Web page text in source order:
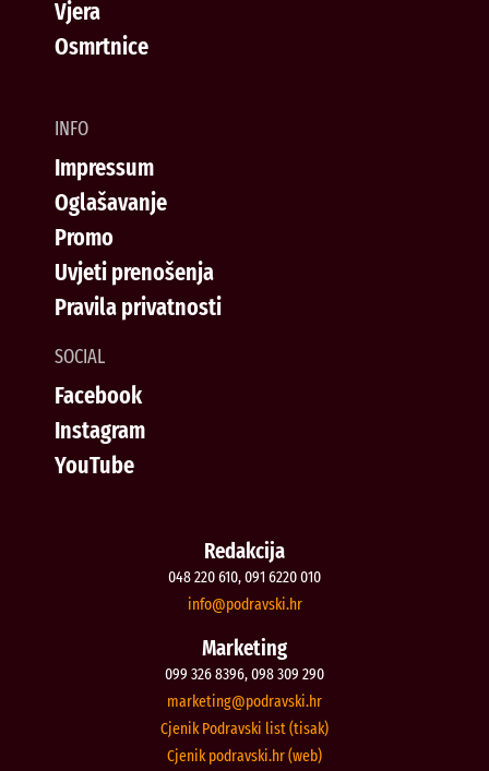
Vjera
Osmrtnice
INFO
Impressum
Oglašavanje
Promo
Uvjeti prenošenja
Pravila privatnosti
SOCIAL
Facebook
Instagram
YouTube
Redakcija
048 220 610, 091 6220 010
rh.iksvardop
@ofni
Marketing
099 326 8396, 098 309 290
rh.iksvardop
@gnitekram
Cjenik Podravski list (tisak)
Cjenik podravski.hr (web)